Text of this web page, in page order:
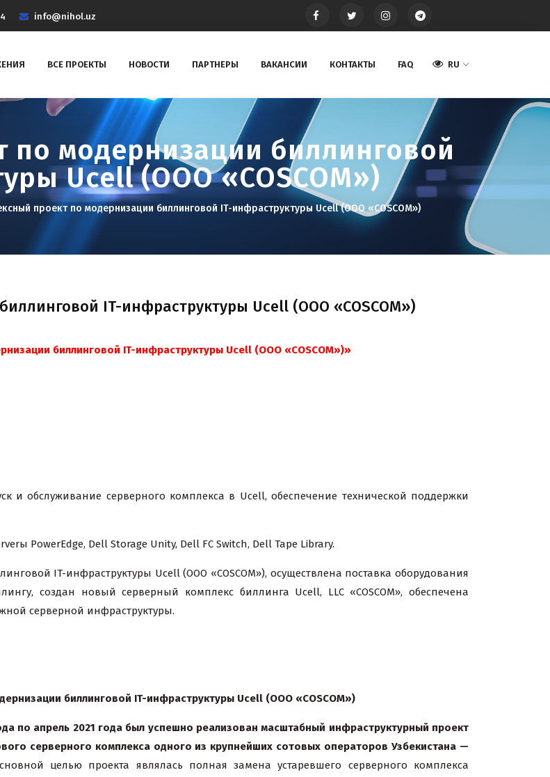
info@nihol.uz
ВСЕ ПРОЕКТЫ НОВОСТИ ПАРТНЕРЫ ВАКАНСИИ КОНТАКТЫ FAQ RU
по модернизации биллинговой
Ucell (ООО «COSCOM»)
проект по модернизации биллинговой IT-инфраструктуры Ucell (ООО «COSCOM»)
IT-инфраструктуры Ucell (ООО «COSCOM»)
биллинговой IT-инфраструктуры Ucell (ООО «COSCOM»)»
серверного комплекса в Ucell, обеспечение технической поддержки
ы PowerEdge, Dell Storage Unity, Dell FC Switch, Dell Tape Library.
IT-инфраструктуры Ucell (ООО «COSCOM»), осуществлена поставка оборудования
создан новый серверный комплекс биллинга Ucell, LLC «COSCOM», обеспечена
серверной инфраструктуры.
биллинговой IT-инфраструктуры Ucell (ООО «COSCOM»)
по апрель 2021 года был успешно реализован масштабный инфраструктурный проект
серверного комплекса одного из крупнейших сотовых операторов Узбекистана —
целью проекта являлась полная замена устаревшего серверного комплекса